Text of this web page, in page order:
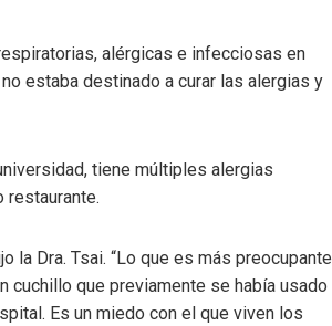
alérgicas e infecciosas en
estaba destinado a curar las alergias y
tiene múltiples alergias
restaurante.
la Dra. Tsai. “Lo que es más preocupante
cuchillo que previamente se había usado
Es un miedo con el que viven los